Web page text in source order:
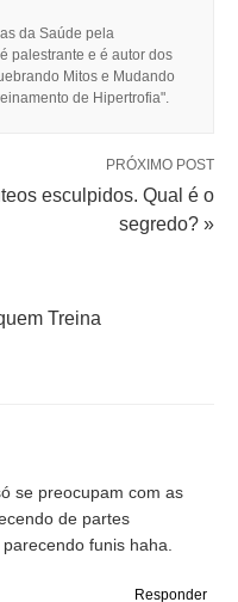
da Saúde pela
palestrante e é autor dos
Mitos e Mudando
de Hipertrofia".
PRÓXIMO POST
esculpidos. Qual é o
segredo? »
Treina
se preocupam com as
de partes
funis haha.
Responder